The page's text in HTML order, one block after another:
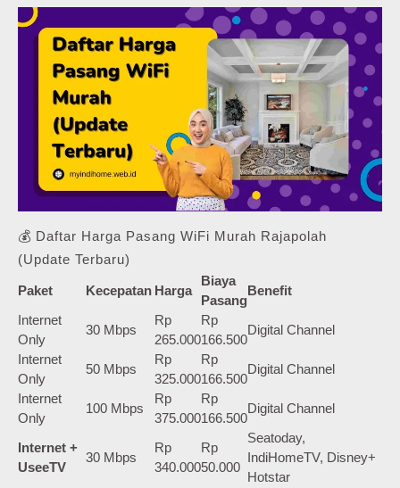
💰 Daftar Harga Pasang WiFi Murah Rajapolah
(Update Terbaru)
Paket Kecepatan Harga
Biaya
Pasang
Benefit
Internet
Only
30 Mbps
Rp
265.000
Rp
166.500
Digital Channel
Internet
Only
50 Mbps
Rp
325.000
Rp
166.500
Digital Channel
Internet
Only
100 Mbps
Rp
375.000
Rp
166.500
Digital Channel
Internet +
UseeTV
30 Mbps
Rp
340.000
Rp
50.000
Seatoday,
IndiHomeTV, Disney+
Hotstar